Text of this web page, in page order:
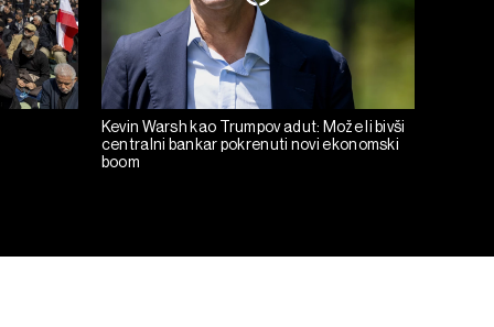
Kevin Warsh kao Trumpov adut: Može li bivši
centralni bankar pokrenuti novi ekonomski
boom